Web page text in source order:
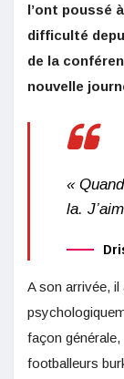
l’ont poussé
difficulté
de la
nouvelle
«
la.
A son arrivée,
façon générale,
footballeurs